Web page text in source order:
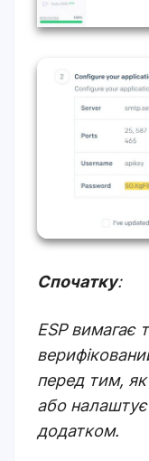
Спочатку:
ESP вимагає
перед тим,
або
додатком.